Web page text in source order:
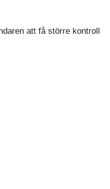
att få större kontroll